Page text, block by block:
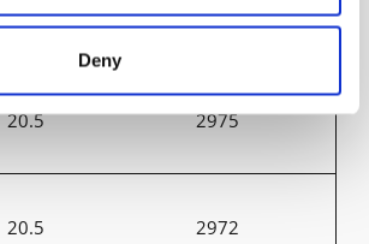
Deny
20.5 2956
20.5 2975
20.5 2972